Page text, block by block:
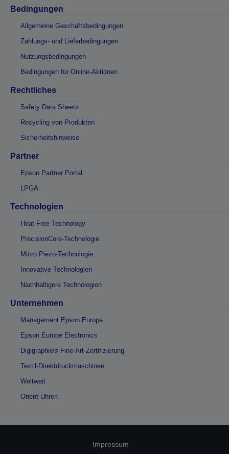
Bedingungen
Allgemeine Geschäftsbedingungen
Zahlungs- und Lieferbedingungen
Nutzungsbedingungen
Bedingungen für Online-Aktionen
Rechtliches
Safety Data Sheets
Recycling von Produkten
Sicherheitshinweise
Partner
Epson Partner Portal
LPGA
Technologien
Heat-Free Technology
PrecisionCore-Technologie
Micro Piezo-Technologie
Innovative Technologien
Nachhaltigere Technologien
Unternehmen
Management Epson Europa
Epson Europe Electronics
Digigraphie® Fine-Art-Zertifizierung
Textil-Direktdruckmaschinen
Weltweit
Orient Uhren
Impressum